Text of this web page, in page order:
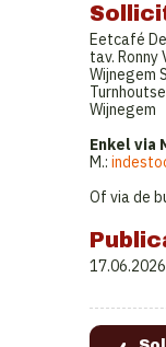
Eetcafé
tav. Ronny
Wijnegem
Wijnegem
Enkel via
M.:
Of via de
17.06.2026